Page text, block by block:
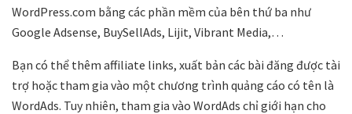
WordPress.com bằng các phần mềm của bên thứ ba như
Google Adsense, BuySellAds, Lijit, Vibrant Media,…
Bạn có thể thêm affiliate links, xuất bản các bài đăng được tài
trợ hoặc tham gia vào một chương trình quảng cáo có tên là
WordAds. Tuy nhiên, tham gia vào WordAds chỉ giới hạn cho